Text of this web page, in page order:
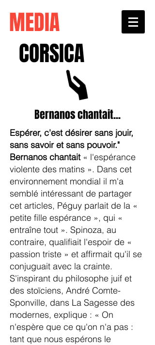
MEDIA
CORSICA
Bernanos chantait...
Espérer, c'est désirer sans jouir,
sans savoir et sans pouvoir."
Bernanos chantait « l'espérance
violente des matins ». Dans cet
environnement mondial il m'a
semblé intéressant de partager
cet articles, Péguy parlait de la «
petite fille espérance », qui «
entraîne tout ». Spinoza, au
contraire, qualifiait l'espoir de «
passion triste » et affirmait qu'il se
conjuguait avec la crainte.
S'inspirant du philosophe juif et
des stoïciens, André Comte-
Sponville, dans La Sagesse des
modernes, explique : « On
n'espère que ce qu'on n'a pas :
tant que nous espérons le